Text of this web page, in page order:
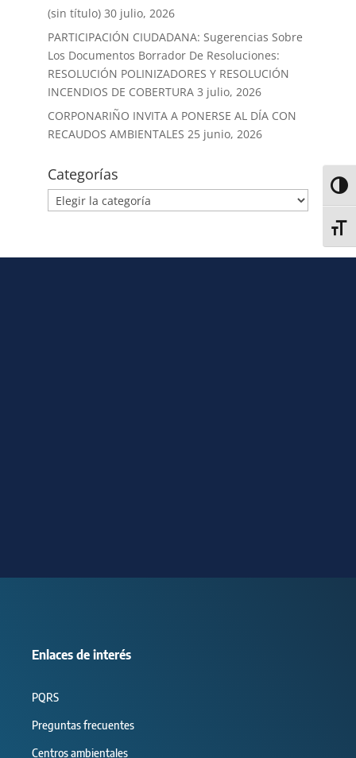
(sin título) 30 julio, 2026
PARTICIPACIÓN CIUDADANA: Sugerencias Sobre
Los Documentos Borrador De Resoluciones:
RESOLUCIÓN POLINIZADORES Y RESOLUCIÓN
INCENDIOS DE COBERTURA 3 julio, 2026
CORPONARIÑO INVITA A PONERSE AL DÍA CON
RECAUDOS AMBIENTALES 25 junio, 2026
Categorías
Enlaces de interés
PQRS
Preguntas frecuentes
Centros ambientales